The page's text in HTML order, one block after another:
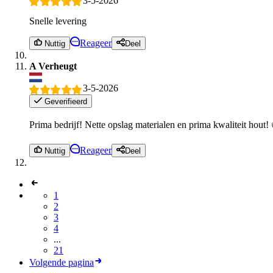
Snelle levering
Nuttig Reageer Deel
A Verheugt
3-5-2026
Geverifieerd
Prima bedrijf! Nette opslag materialen en prima kwaliteit hout!
Nuttig Reageer Deel
1
2
3
4
...
21
Volgende pagina